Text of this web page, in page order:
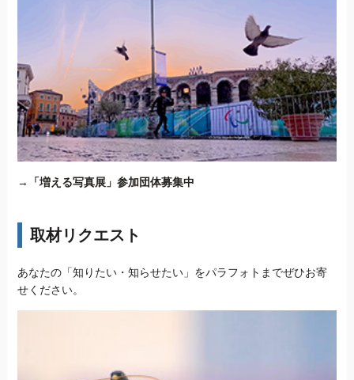
→ 「増える写真展」参加団体募集中
取材リクエスト
あなたの「知りたい・知らせたい」をパラフォトまでぜひお寄
せください。